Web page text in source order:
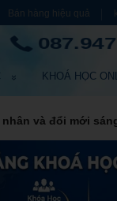
Bán hàng hiệu quả
KHOÁ HỌC
và đổi mới